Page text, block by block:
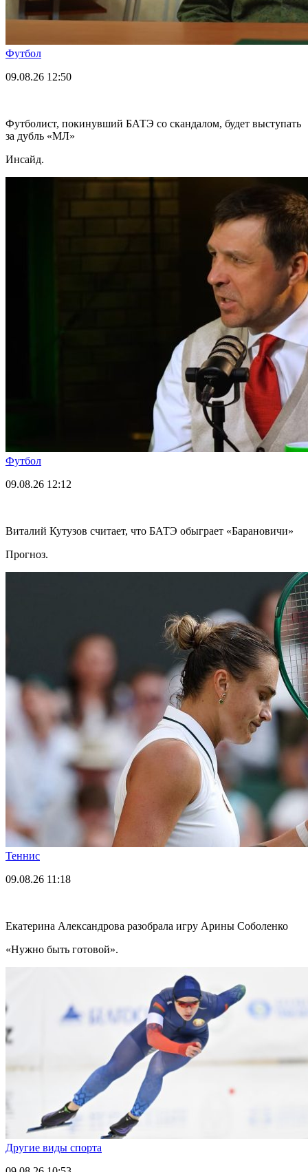
Футбол
09.08.26 12:50
Футболист, покинувший БАТЭ со скандалом, будет выступать
за дубль «МЛ»
Инсайд.
Футбол
09.08.26 12:12
Виталий Кутузов считает, что БАТЭ обыграет «Барановичи»
Прогноз.
Теннис
09.08.26 11:18
Екатерина Александрова разобрала игру Арины Соболенко
«Нужно быть готовой».
Другие виды спорта